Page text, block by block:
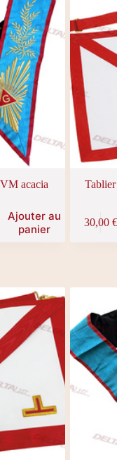
acacia
Ajouter au
panier
30,00 €